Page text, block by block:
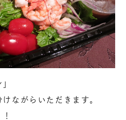
ながらいただきます。